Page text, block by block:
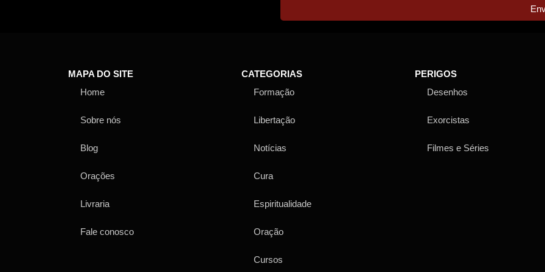
MAPA DO SITE
Home
Sobre nós
Blog
Orações
Livraria
Fale conosco
CATEGORIAS
Formação
Libertação
Notícias
Cura
Espiritualidade
Oração
Cursos
PERIGOS
Desenhos
Exorcistas
Filmes e Séries